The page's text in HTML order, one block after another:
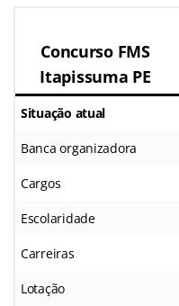
Concurso FMS
Itapissuma PE
Situação atual
Banca organizadora
Cargos
Escolaridade
Carreiras
Lotação